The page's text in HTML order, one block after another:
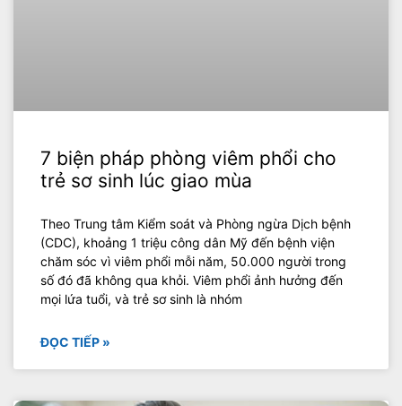
7 biện pháp phòng viêm phổi cho
trẻ sơ sinh lúc giao mùa
Theo Trung tâm Kiểm soát và Phòng ngừa Dịch bệnh
(CDC), khoảng 1 triệu công dân Mỹ đến bệnh viện
chăm sóc vì viêm phổi mỗi năm, 50.000 người trong
số đó đã không qua khỏi. Viêm phổi ảnh hưởng đến
mọi lứa tuổi, và trẻ sơ sinh là nhóm
ĐỌC TIẾP »